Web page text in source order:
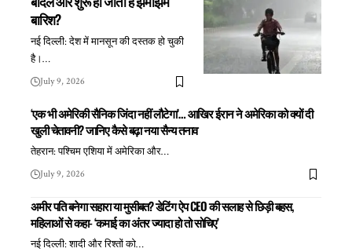
बारिश?
नई दिल्ली: देश में मानसून की दस्तक हो चुकी
है।…
July 9, 2026
‘एक भी अमेरिकी सैनिक जिंदा नहीं लौटेगा’… आखिर ईरान ने अमेरिका को क्यों दी
खुली चेतावनी? जानिए कैसे बढ़ा नया सैन्य तनाव
तेहरान: पश्चिम एशिया में अमेरिका और…
July 9, 2026
अमीर पति बनेगा सहारा या मुसीबत? डेटिंग ऐप CEO की सलाह से छिड़ी बहस,
महिलाओं से कहा- ‘कमाई का अंतर ज्यादा हो तो सोचिए’
नई दिल्ली: शादी और रिश्तों को…